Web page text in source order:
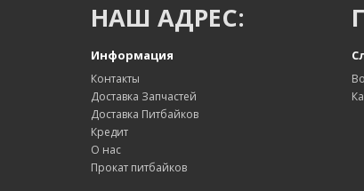
НАШ АДРЕС:
Информация
Контакты
Доставка Запчастей
Доставка Питбайков
Кредит
О нас
Прокат питбайков